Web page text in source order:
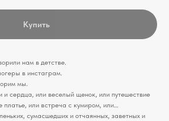
Купить
нам в детстве.
в инстаграм.
мы.
и сердца, или веселый щенок, или путешествие
платье, или встреча с кумиром, или…
сумасшедших и отчаянных, заветных и